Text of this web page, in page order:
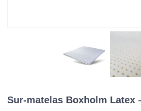
Sur-matelas Boxholm Latex